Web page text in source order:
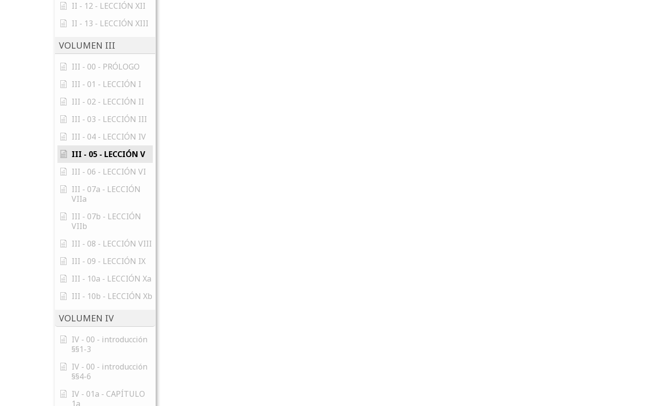
II - 12 - LECCIÓN XII
II - 13 - LECCIÓN XIII
VOLUMEN III
III - 00 - PRÓLOGO
III - 01 - LECCIÓN I
III - 02 - LECCIÓN II
III - 03 - LECCIÓN III
III - 04 - LECCIÓN IV
III - 05 - LECCIÓN V
III - 06 - LECCIÓN VI
III - 07a - LECCIÓN
VIIa
III - 07b - LECCIÓN
VIIb
III - 08 - LECCIÓN VIII
III - 09 - LECCIÓN IX
III - 10a - LECCIÓN Xa
III - 10b - LECCIÓN Xb
VOLUMEN IV
IV - 00 - introducción
§§1-3
IV - 00 - introducción
§§4-6
IV - 01a - CAPÍTULO
1a